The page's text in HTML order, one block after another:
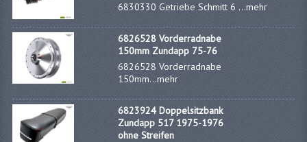
AUSPUFFTEILE
DICHTUNGEN
FILTERS UND TEILE
GEHAÜSETEILE
KETTEN
6830330 Getriebe Schmitt 6 ...mehr
6826528 Vorderradnabe
150mm Zundapp 75-76
6826528 Vorderradnabe
150mm...mehr
6823924 Doppelsitzbank
Zundapp 517 1975-1976
ohne Streifen